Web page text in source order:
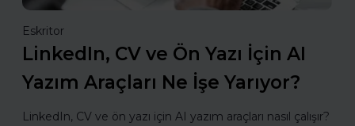
Eskritor
LinkedIn, CV ve Ön Yazı İçin AI
Yazım Araçları Ne İşe Yarıyor?
LinkedIn, CV ve ön yazı için AI yazım araçları nasıl çalışır?